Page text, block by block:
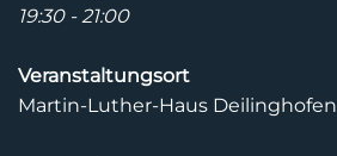
19:30 - 21:00
Veranstaltungsort
Martin-Luther-Haus Deilinghofen